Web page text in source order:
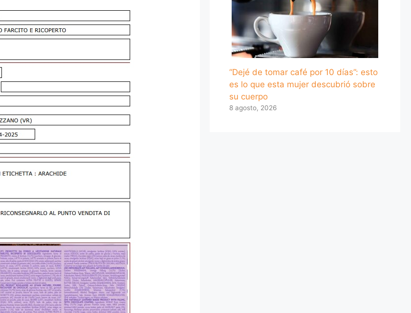
“Dejé de tomar café por 10 días”: esto
es lo que esta mujer descubrió sobre
su cuerpo
8 agosto, 2026